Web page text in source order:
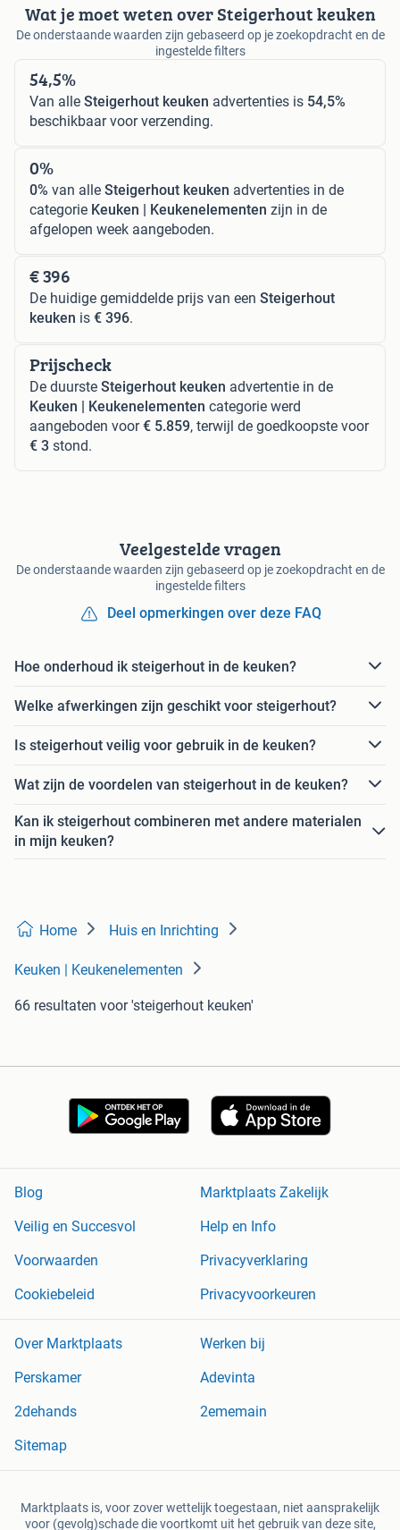
Wat je moet weten over Steigerhout keuken
De onderstaande waarden zijn gebaseerd op je zoekopdracht en de
ingestelde filters
54,5%
Van alle Steigerhout keuken advertenties is 54,5%
beschikbaar voor verzending.
0%
0% van alle Steigerhout keuken advertenties in de
categorie Keuken | Keukenelementen zijn in de
afgelopen week aangeboden.
€ 396
De huidige gemiddelde prijs van een Steigerhout
keuken is € 396.
Prijscheck
De duurste Steigerhout keuken advertentie in de
Keuken | Keukenelementen categorie werd
aangeboden voor€ 5.859, terwijl de goedkoopste voor
€ 3 stond.
Veelgestelde vragen
De onderstaande waarden zijn gebaseerd op je zoekopdracht en de
ingestelde filters
Deel opmerkingen over deze FAQ
Hoe onderhoud ik steigerhout in de keuken?
Welke afwerkingen zijn geschikt voor steigerhout?
Is steigerhout veilig voor gebruik in de keuken?
Wat zijn de voordelen van steigerhout in de keuken?
Kan ik steigerhout combineren met andere materialen
in mijn keuken?
Home Huis en Inrichting
Keuken | Keukenelementen
66 resultaten voor 'steigerhout keuken'
Blog
Marktplaats Zakelijk
Veilig en Succesvol
Help en Info
Voorwaarden
Privacyverklaring
Cookiebeleid
Privacyvoorkeuren
Over Marktplaats
Werken bij
Perskamer
Adevinta
2dehands
2ememain
Sitemap
Marktplaats is, voor zover wettelijk toegestaan, niet aansprakelijk
voor (gevolg)schade die voortkomt uit het gebruik van deze site,